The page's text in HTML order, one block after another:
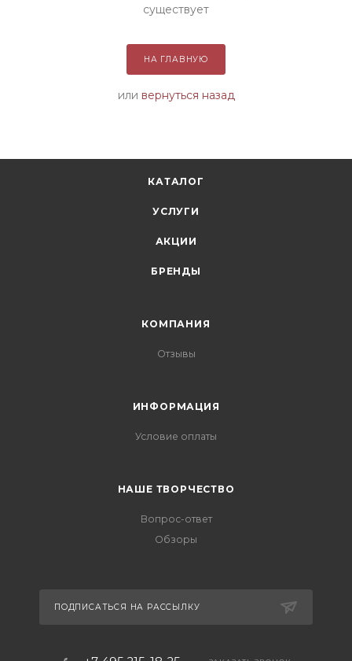
существует
НА ГЛАВНУЮ
или вернуться назад
КАТАЛОГ
УСЛУГИ
АКЦИИ
БРЕНДЫ
КОМПАНИЯ
Отзывы
ИНФОРМАЦИЯ
Условие оплаты
НАШЕ ТВОРЧЕСТВО
Вопрос-ответ
Обзоры
ПОДПИСАТЬСЯ НА РАССЫЛКУ